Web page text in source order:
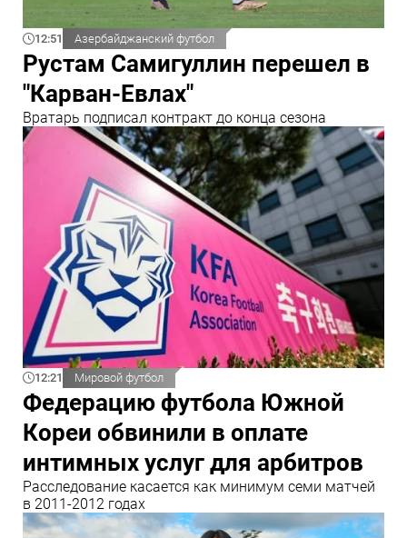
12:51 Азербайджанский футбол
Рустам Самигуллин перешел в
"Карван-Евлах"
Вратарь подписал контракт до конца сезона
12:21 Мировой футбол
Федерацию футбола Южной
Кореи обвинили в оплате
интимных услуг для арбитров
Расследование касается как минимум семи матчей
в 2011-2012 годах